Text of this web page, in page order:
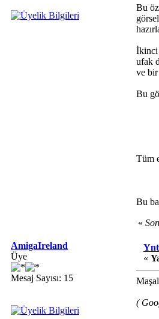
Bu
İkinci
ufak
ve bir
Bu
Tüm
Bu
«
AmigaIreland
Üye
Mesaj Sayısı: 15
«
(